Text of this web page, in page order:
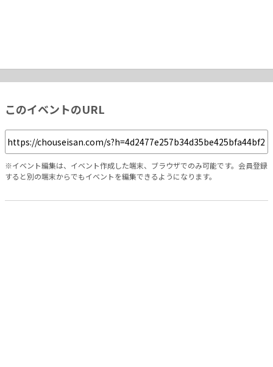
このイベントのURL
※イベント編集は、イベント作成した端末、ブラウザでのみ可能です。会員登録
すると別の端末からでもイベントを編集できるようになります。